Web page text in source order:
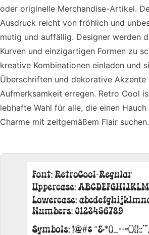
oder originelle Merchandise-Artikel.
Ausdruck reicht von fröhlich und
mutig und auffällig. Designer werden
Kurven und einzigartigen Formen zu
kreative Kombinationen einladen und
Überschriften und dekorative Akzente
Aufmerksamkeit erregen. Retro Cool
lebhafte Wahl für alle, die einen
Charme mit zeitgemäßem Flair suchen.